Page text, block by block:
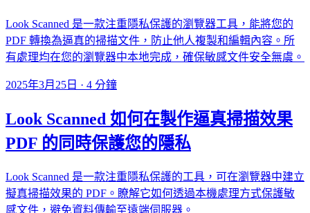
Look Scanned 是一款注重隱私保護的瀏覽器工具，能將您的
PDF 轉換為逼真的掃描文件，防止他人複製和編輯內容。所
有處理均在您的瀏覽器中本地完成，確保敏感文件安全無虞。
2025年3月25日 · 4 分鐘
Look Scanned 如何在製作逼真掃描效果
PDF 的同時保護您的隱私
Look Scanned 是一款注重隱私保護的工具，可在瀏覽器中建立
擬真掃描效果的 PDF。瞭解它如何透過本機處理方式保護敏
感文件，避免資料傳輸至遠端伺服器。